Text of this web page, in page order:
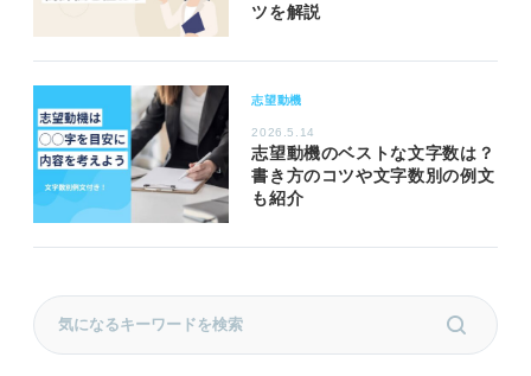
ツを解説
志望動機
2026.5.14
志望動機のベストな文字数は？
書き方のコツや文字数別の例文
も紹介